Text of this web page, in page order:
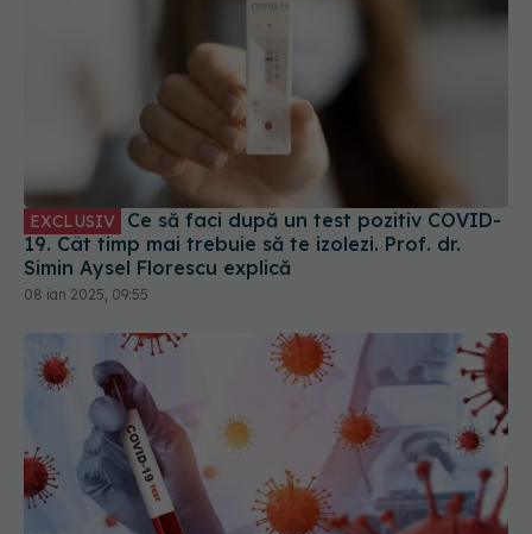
19. Cât timp mai trebuie să te izolezi. Prof. dr.
Simin Aysel Florescu explică
08 ian 2025, 09:55